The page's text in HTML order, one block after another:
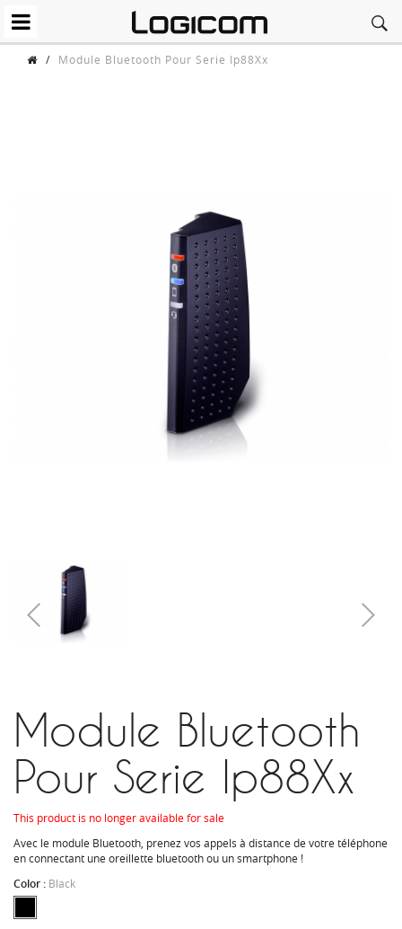
/ Module Bluetooth Pour Serie Ip88Xx
Module Bluetooth
Pour Serie Ip88Xx
This product is no longer available for sale
Avec le module Bluetooth, prenez vos appels à distance de votre téléphone
en connectant une oreillette bluetooth ou un smartphone !
Color : Black